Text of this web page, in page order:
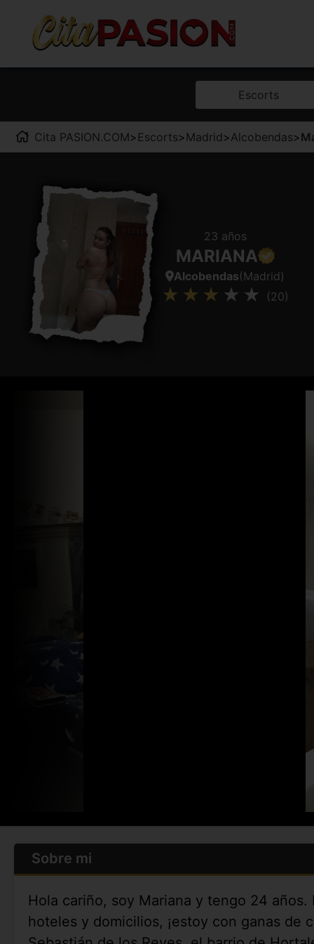
Escorts
Cita PASION.COM>Escorts>Madrid >Alcobendas>
23 años
MARIANA
Alcobendas(Madrid)
(20)
Sobre mi
Hola cariño, soy Mariana y tengo 24
hoteles y domicilios, ¡estoy con ganas de